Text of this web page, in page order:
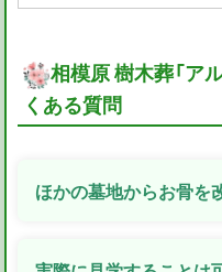
相模原 樹木葬「ア
くある質問
ほかの墓地からお骨を